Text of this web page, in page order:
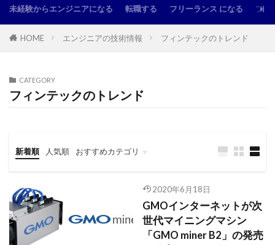
未経験からエンジニアになる 転職する フリーランス になる プロ
HOME エンジニアの技術情報 フィンテックのトレンド
CATEGORY
フィンテックのトレンド
新着順 人気順 おすすめカテゴリ
2020年6月18日
GMOインターネットが次
世代マイニングマシン
「GMO miner B2」の発売